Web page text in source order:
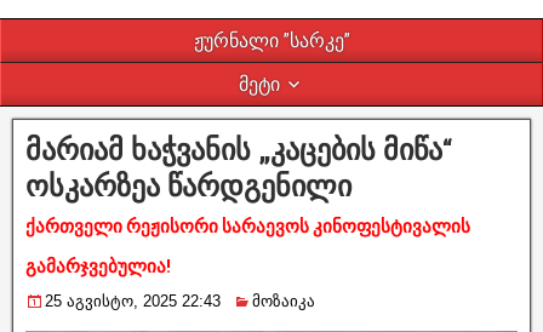
ჟურნალი ”სარკე”
მეტი
მარიამ ხაჭვანის „კაცების მიწა“
ოსკარზეა წარდგენილი
ქართველი რეჟისორი სარაევოს კინოფესტივალის
გამარჯვებულია!
25 აგვისტო, 2025 22:43 მოზაიკა